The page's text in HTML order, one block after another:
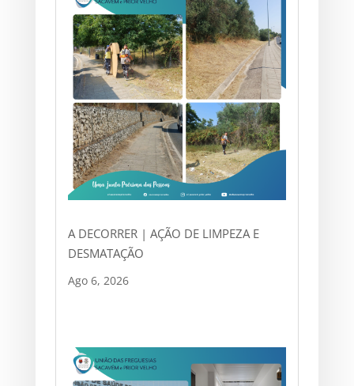
A DECORRER | AÇÃO DE LIMPEZA E
DESMATAÇÃO
Ago 6, 2026